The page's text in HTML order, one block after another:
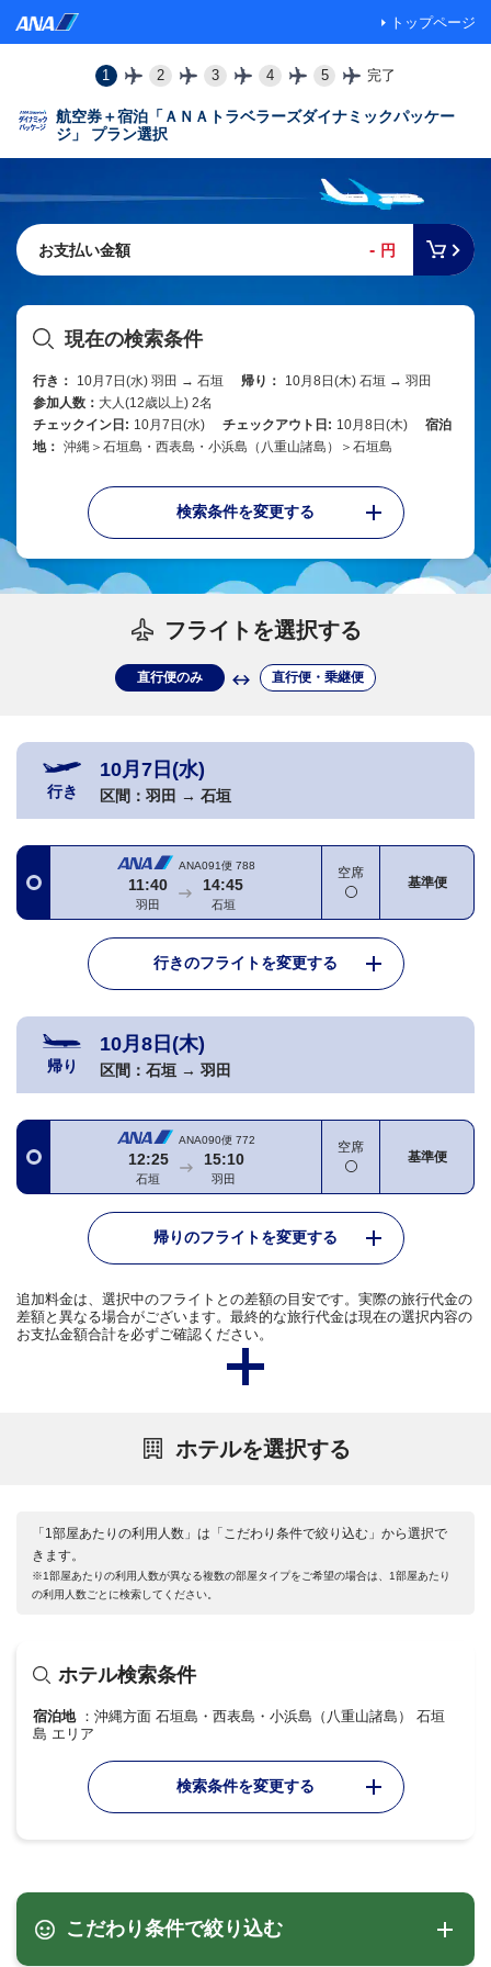
トップページ
1 2 3 4 5 完了
航空券＋宿泊「ＡＮＡトラベラーズダイナミックパッケー
ジ」 プラン選択
お支払い金額 - 円
現在の検索条件
行き： 10月7日(水) 羽田 → 石垣 帰り：
10月8日(木) 石垣 → 羽田
参加人数： 大人(12歳以上) 2名
チェックイン日: 10月7日(水) チェックアウト日: 10月8日(木)
宿泊
地： 沖縄＞石垣島・西表島・小浜島（八重山諸島）＞石垣島
検索条件を変更する
フライトを選択する
直行便のみ 直行便・乗継便
行き
10月7日(水)
区間： 羽田 → 石垣
ANA091便 788
11:40
羽田
14:45
石垣
空席
基準便
行きのフライトを変更する
帰り
10月8日(木)
区間： 石垣 → 羽田
ANA090便 772
12:25
石垣
15:10
羽田
空席
基準便
帰りのフライトを変更する
追加料金は、選択中のフライトとの差額の目安です。実際の旅行代金の
差額と異なる場合がございます。最終的な旅行代金は現在の選択内容の
お支払金額合計を必ずご確認ください。
ホテルを選択する
「1部屋あたりの利用人数」は「こだわり条件で絞り込む」から選択で
きます。
※1部屋あたりの利用人数が異なる複数の部屋タイプをご希望の場合は、1部屋あたり
の利用人数ごとに検索してください。
ホテル検索条件
宿泊地
沖縄方面 石垣島・西表島・小浜島（八重山諸島） 石垣
島 エリア
検索条件を変更する
こだわり条件で絞り込む